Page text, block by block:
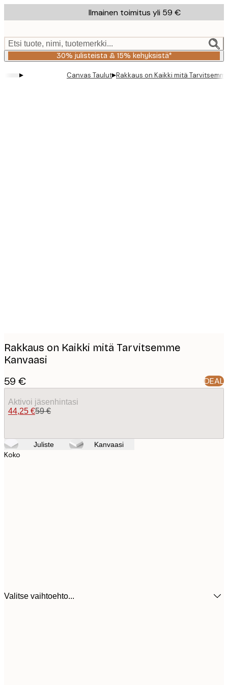
to
content.
Ilmainen toimitus yli 59 €
Etsi tuote, nimi, tuotemerkki...
30% julisteista & 15% kehyksistä*
▸ Canvas Taulut▸Rakkaus on Kaikki mitä
Rakkaus on Kaikki mitä Tarvitsemme
Kanvaasi
59 € DEAL
Aktivoi jäsenhintasi
44,25 €59 €
Juliste Kanvaasi
Koko
Valitse vaihtoehto...